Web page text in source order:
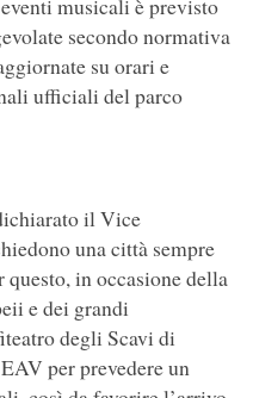
musicali è previsto
secondo normativa
su orari e
ufficiali del parco
il Vice
una città sempre
questo, in occasione della
e dei grandi
degli Scavi di
per prevedere un